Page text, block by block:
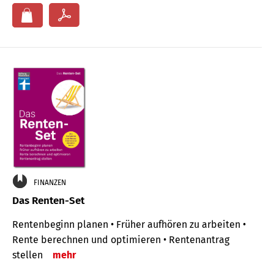
FINANZEN
Das Renten-Set
Rentenbeginn planen • Früher aufhören zu arbeiten •
Rente berechnen und optimieren • Rentenantrag
stellen
mehr